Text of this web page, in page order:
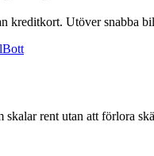
kreditkort. Utöver snabba
rent utan att förlora